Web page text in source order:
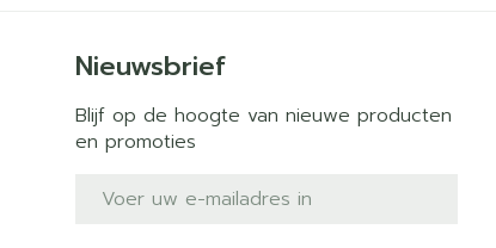
Nieuwsbrief
Blijf op de hoogte van nieuwe producten
en promoties
E-mail adres